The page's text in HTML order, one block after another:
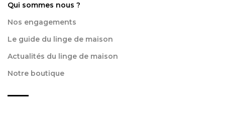
Qui sommes nous ?
Nos engagements
Le guide du linge de maison
Actualités du linge de maison
Notre boutique